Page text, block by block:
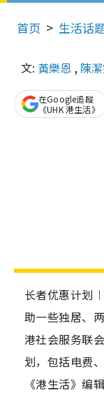
首页 生活话
文: 黃樂恩 , 陳
在Google追蹤
《UHK 港生活》
长者优惠计划
助一些独居、
港社会服务联
划，包括电费
《港生活》编